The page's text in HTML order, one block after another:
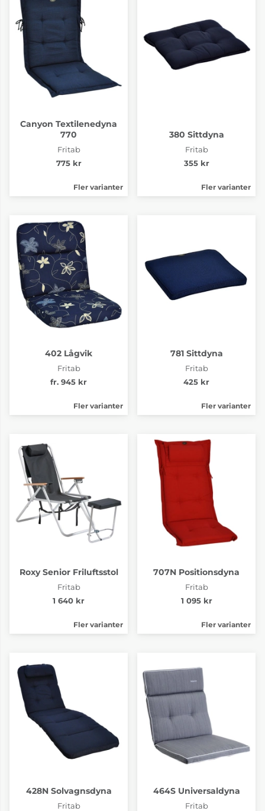
Canyon Textilenedyna
770
Fritab
775 kr
Fler varianter
380 Sittdyna
Fritab
355 kr
Fler varianter
402 Lågvik
Fritab
fr. 945 kr
Fler varianter
781 Sittdyna
Fritab
425 kr
Fler varianter
Roxy Senior Friluftsstol
Fritab
1 640 kr
Fler varianter
707N Positionsdyna
Fritab
1 095 kr
Fler varianter
428N Solvagnsdyna
Fritab
464S Universaldyna
Fritab